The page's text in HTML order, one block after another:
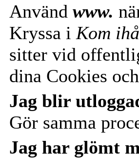
Använd www.
Kryssa i Kom
sitter vid
dina Cookies
Jag blir
Gör samma
Jag har glömt